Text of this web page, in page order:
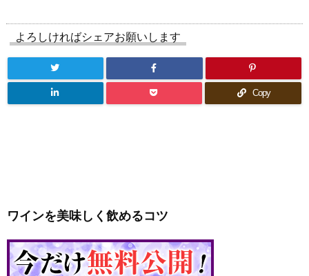
よろしければシェアお願いします
Copy
ワインを美味しく飲めるコツ